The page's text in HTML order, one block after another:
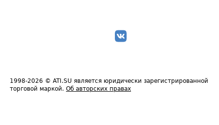
1998-2026 © ATI.SU является юридически зарегистрированной
торговой маркой. Об авторских правах